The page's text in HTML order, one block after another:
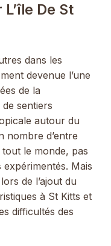
De St
dans les
devenue l’une
de la
sentiers
autour du
nombre d’entre
le monde, pas
Mais
de l’ajout du
à St Kitts et
difficultés des